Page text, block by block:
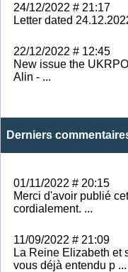
24/12/2022 # 21:17
Letter dated
22/12/2022 # 12:45
New issue the
Alin - ...
Derniers
01/11/2022 # 20:15
Merci d'avoir publié
cordialement. ...
11/09/2022 # 21:09
La Reine Elizabeth et
vous déjà entendu p ...